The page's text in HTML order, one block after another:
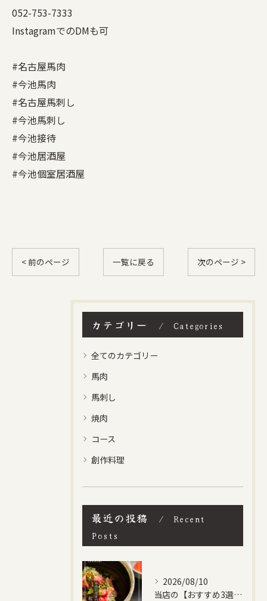
052-753-7333
InstagramでのDMも可
#名古屋馬肉
#今池馬肉
#名古屋馬刺し
#今池馬刺し
#今池接待
#今池居酒屋
#今池個室居酒屋
< 前のページ 一覧に戻る 次のページ >
カテゴリー Categories
全てのカテゴリー
馬肉
馬刺し
焼肉
コース
創作料理
最近の投稿
Recent
Posts
2026/08/10
当店の【おすすめ3選】にも入っている